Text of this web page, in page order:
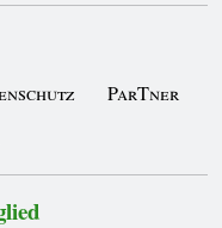
ParTner